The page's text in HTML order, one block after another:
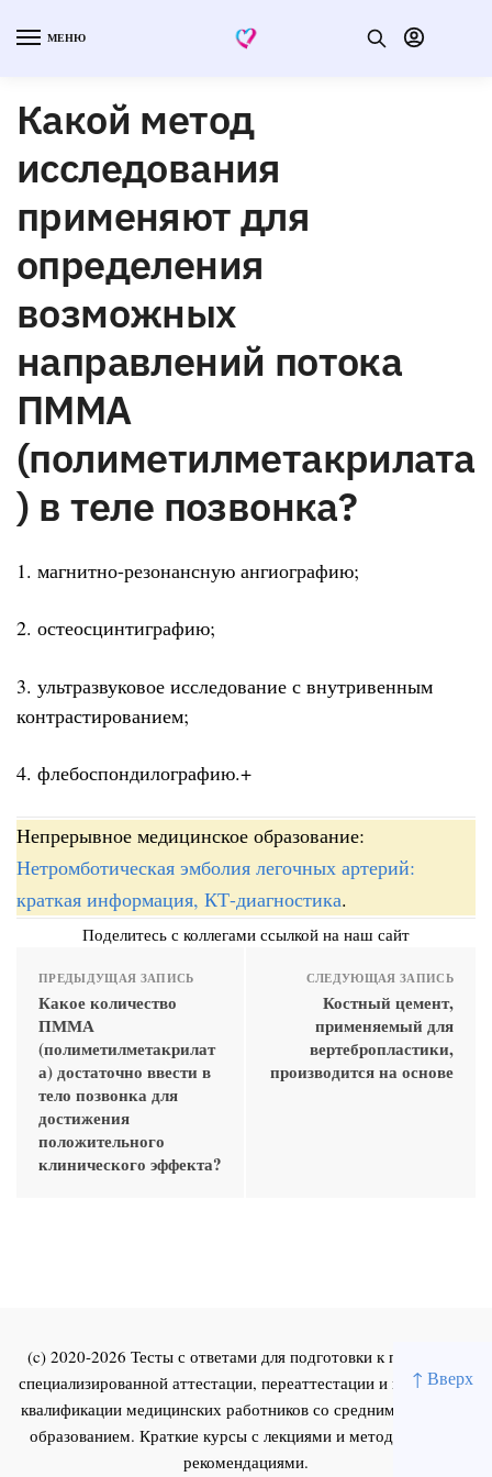
↑ Вверх
МЕНЮ
Какой метод
исследования
применяют для
определения
возможных
направлений потока
ПММА
(полиметилметакрилата
) в теле позвонка?
1. магнитно-резонансную ангиографию;
2. остеосцинтиграфию;
3. ультразвуковое исследование с внутривенным
контрастированием;
4. флебоспондилографию.+
Непрерывное медицинское образование:
Нетромботическая эмболия легочных артерий:
краткая информация, КТ-диагностика.
Поделитесь с коллегами ссылкой на наш сайт
ПРЕДЫДУЩАЯ ЗАПИСЬ
Какое количество
ПММА
(полиметилметакрилат
а) достаточно ввести в
тело позвонка для
достижения
положительного
клинического эффекта?
СЛЕДУЮЩАЯ ЗАПИСЬ
Костный цемент,
применяемый для
вертебропластики,
производится на основе
(c) 2020-2026 Тесты с ответами для подготовки к первичной
специализированной аттестации, переаттестации и повышения
квалификации медицинских работников со средним и высшим
образованием. Краткие курсы с лекциями и методическими
рекомендациями.